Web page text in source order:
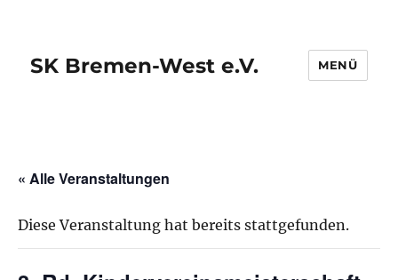
SK Bremen-West e.V. MENÜ
« Alle Veranstaltungen
Diese Veranstaltung hat bereits stattgefunden.